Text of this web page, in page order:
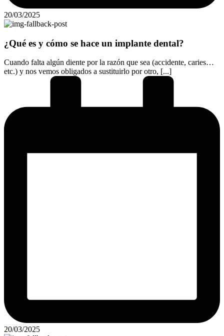
20/03/2025
¿Qué es y cómo se hace un implante dental?
Cuando falta algún diente por la razón que sea (accidente, caries…
etc.) y nos vemos obligados a sustituirlo por otro, [...]
20/03/2025